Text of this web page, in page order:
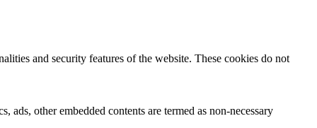
and security features of the website. These cookies do not
other embedded contents are termed as non-necessary